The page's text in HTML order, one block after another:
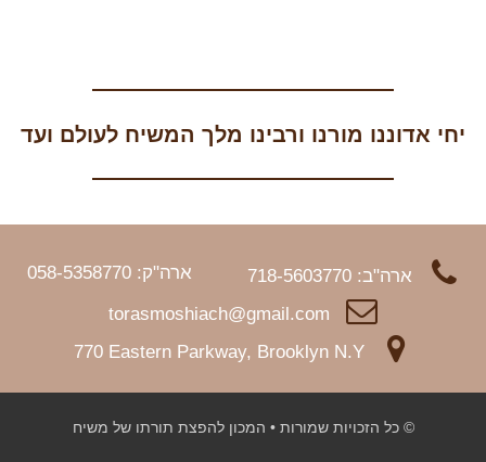
יחי אדוננו מורנו ורבינו מלך המשיח לעולם ועד
ארה"ב: 718-5603770
ארה"ק: 058-5358770
torasmoshiach@gmail.com
770 Eastern Parkway, Brooklyn N.Y
© כל הזכויות שמורות • המכון להפצת תורתו של משיח